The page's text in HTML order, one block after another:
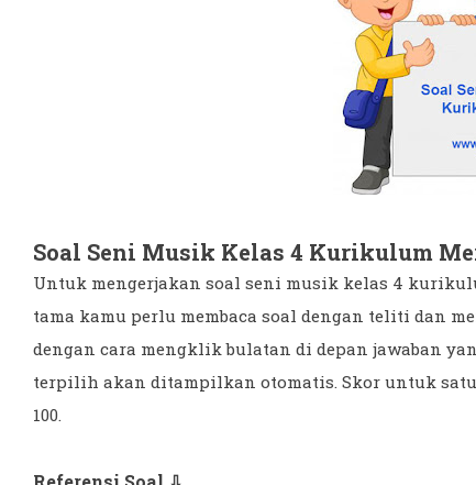
Soal Seni Musik Kelas 4 Kurikulum
Untuk mengerjakan soal seni musik kelas 4
tama kamu perlu membaca soal dengan teliti dan
dengan cara mengklik bulatan di depan jawaban
terpilih akan ditampilkan otomatis. Skor untuk
100.